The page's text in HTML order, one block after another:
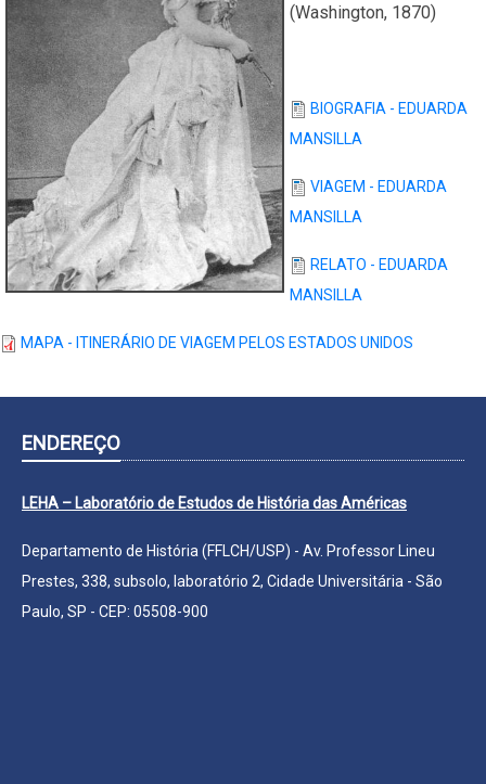
(Washington, 1870)
BIOGRAFIA - EDUARDA
MANSILLA
VIAGEM - EDUARDA
MANSILLA
RELATO - EDUARDA
MANSILLA
MAPA - ITINERÁRIO DE VIAGEM PELOS ESTADOS UNIDOS
ENDEREÇO
LEHA – Laboratório de Estudos de História das Américas
Departamento de História (FFLCH/USP) - Av. Professor Lineu
Prestes, 338, subsolo, laboratório 2, Cidade Universitária - São
Paulo, SP - CEP: 05508-900